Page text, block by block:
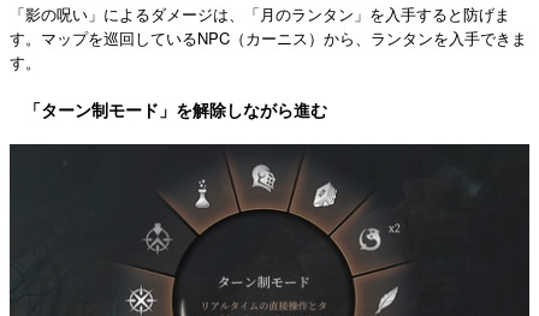
「影の呪い」によるダメージは、「月のランタン」を入手すると防げま
す。マップを巡回しているNPC（カーニス）から、ランタンを入手できま
す。
「ターン制モード」を解除しながら進む